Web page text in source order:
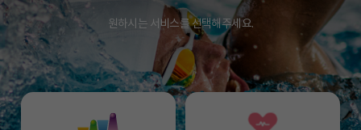
리
공
단
원하시는 서비스를 선택해주세요.